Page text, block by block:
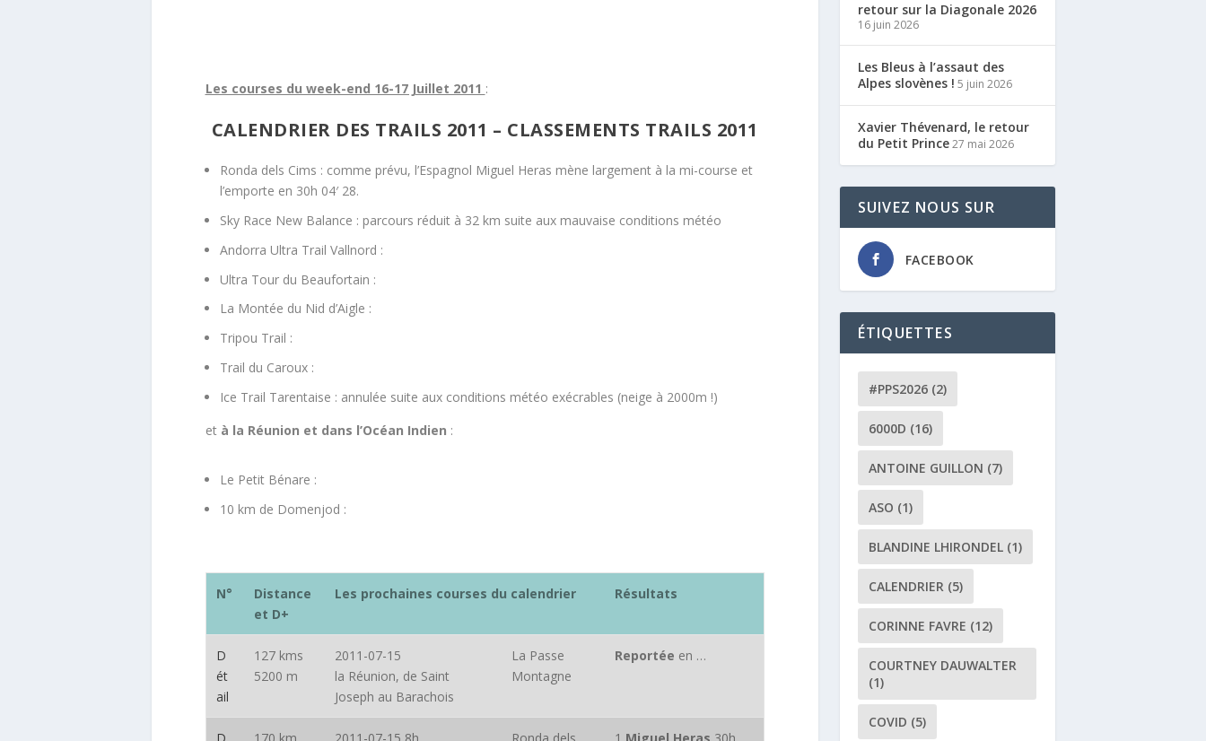
Les courses du week-end 16-17 Juillet 2011 :
CALENDRIER DES TRAILS 2011 – CLASSEMENTS TRAILS 2011
Ronda dels Cims : comme prévu, l’Espagnol Miguel Heras mène largement à la mi-course et
l’emporte en 30h 04′ 28.
Sky Race New Balance : parcours réduit à 32 km suite aux mauvaise conditions météo
Andorra Ultra Trail Vallnord :
Ultra Tour du Beaufortain :
La Montée du Nid d’Aigle :
Tripou Trail :
Trail du Caroux :
Ice Trail Tarentaise : annulée suite aux conditions météo exécrables (neige à 2000m !)
et à la Réunion et dans l’Océan Indien :
Le Petit Bénare :
10 km de Domenjod :
N°
Distance
et D+
Les prochaines courses du calendrier Résultats
D
ét
ail
127 kms
5200 m
2011-07-15
la Réunion, de Saint
Joseph au Barachois
La Passe
Montagne
Reportée en …
retour sur la Diagonale 2026
16 juin 2026
Les Bleus à l’assaut des
Alpes slovènes ! 5 juin 2026
Xavier Thévenard, le retour
du Petit Prince27 mai 2026
SUIVEZ NOUS SUR
FACEBOOK
ÉTIQUETTES
#PPS2026(2)
6000D (16)
ANTOINE GUILLON (7)
ASO (1)
BLANDINE LHIRONDEL(1)
CALENDRIER(5)
CORINNE FAVRE (12)
COURTNEY DAUWALTER
(1)
COVID (5)